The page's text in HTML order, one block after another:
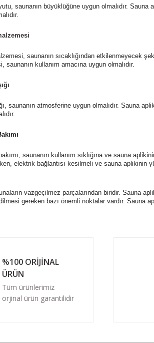
saunanın büyüklüğüne uygun olmalıdır.
saunanın sıcaklığından etkilenmeyecek
saunanın kullanım amacına uygun olmalıdır.
saunanın atmosferine uygun olmalıdır. Sauna
saunanın kullanım sıklığına ve sauna
elektrik bağlantısı kesilmeli ve sauna
vazgeçilmez parçalarından biridir. Sauna
gereken bazı önemli noktalar vardır. Sauna
%100 ORİJİNAL
ÜRÜN
Tüm ürünlerimiz
orjinal ürün garantilidir